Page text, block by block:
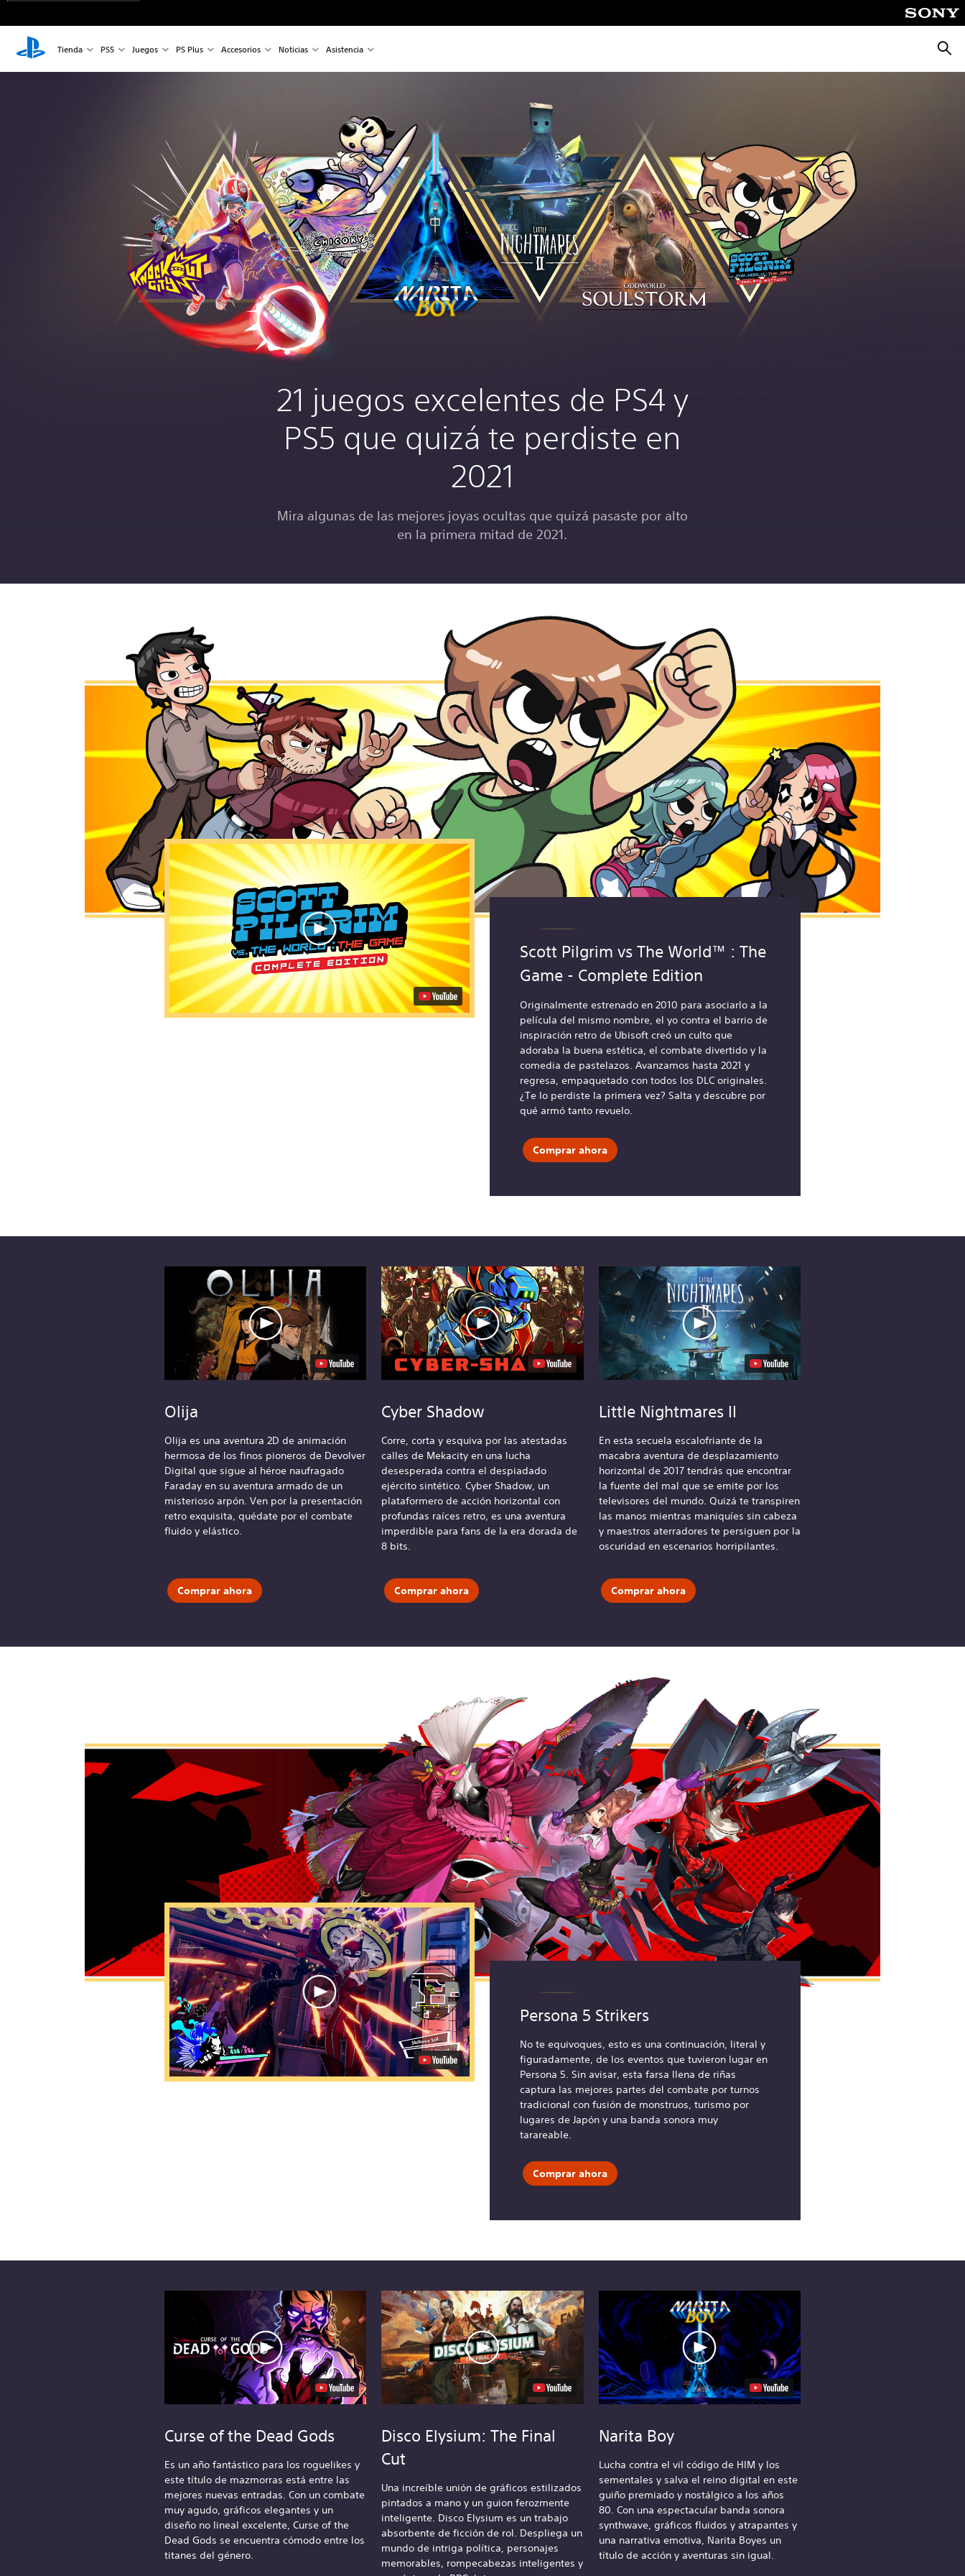
Tienda PS5 Juegos PS Plus Accesorios Noticias Asistencia
21 juegos excelentes de PS4 y
PS5 que quizá te perdiste en
2021
Mira algunas de las mejores joyas ocultas que quizá pasaste por alto
en la primera mitad de 2021.
Scott Pilgrim vs The World™ : The
Game - Complete Edition
Originalmente estrenado en 2010 para asociarlo a la
película del mismo nombre, el yo contra el barrio de
inspiración retro de Ubisoft creó un culto que
adoraba la buena estética, el combate divertido y la
comedia de pastelazos. Avanzamos hasta 2021 y
regresa, empaquetado con todos los DLC originales.
¿Te lo perdiste la primera vez? Salta y descubre por
qué armó tanto revuelo.
Comprar ahora
Olija
Olija es una aventura 2D de animación
hermosa de los finos pioneros de Devolver
Digital que sigue al héroe naufragado
Faraday en su aventura armado de un
misterioso arpón. Ven por la presentación
retro exquisita, quédate por el combate
fluido y elástico.
Comprar ahora
Cyber Shadow
Corre, corta y esquiva por las atestadas
calles de Mekacity en una lucha
desesperada contra el despiadado
ejército sintético. Cyber Shadow, un
plataformero de acción horizontal con
profundas raíces retro, es una aventura
imperdible para fans de la era dorada de
8 bits.
Comprar ahora
Little Nightmares II
En esta secuela escalofriante de la
macabra aventura de desplazamiento
horizontal de 2017 tendrás que encontrar
la fuente del mal que se emite por los
televisores del mundo. Quizá te transpiren
las manos mientras maniquíes sin cabeza
y maestros aterradores te persiguen por la
oscuridad en escenarios horripilantes.
Comprar ahora
Persona 5 Strikers
No te equivoques, esto es una continuación, literal y
figuradamente, de los eventos que tuvieron lugar en
Persona 5. Sin avisar, esta farsa llena de riñas
captura las mejores partes del combate por turnos
tradicional con fusión de monstruos, turismo por
lugares de Japón y una banda sonora muy
tarareable.
Comprar ahora
Curse of the Dead Gods
Es un año fantástico para los roguelikes y
este título de mazmorras está entre las
mejores nuevas entradas. Con un combate
muy agudo, gráficos elegantes y un
diseño no lineal excelente, Curse of the
Dead Gods se encuentra cómodo entre los
titanes del género.
Disco Elysium: The Final
Cut
Una increíble unión de gráficos estilizados
pintados a mano y un guion ferozmente
inteligente. Disco Elysium es un trabajo
absorbente de ficción de rol. Despliega un
mundo de intriga política, personajes
memorables, rompecabezas inteligentes y
Narita Boy
Lucha contra el vil código de HIM y los
sementales y salva el reino digital en este
guiño premiado y nostálgico a los años
80. Con una espectacular banda sonora
synthwave, gráficos fluidos y atrapantes y
una narrativa emotiva, Narita Boyes un
título de acción y aventuras sin igual.